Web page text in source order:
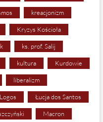
kreacjonizm
Kryzys Kościoła
ks. prof. Salij
kultura Kurdowie
liberalizm
Logos Łucja dos Santos
Macron